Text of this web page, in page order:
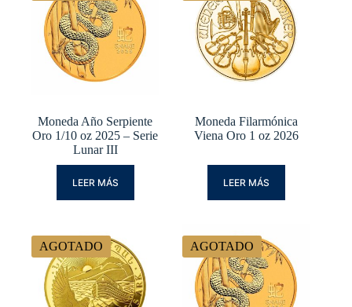
Moneda Año Serpiente
Oro 1/10 oz 2025 – Serie
Lunar III
LEER MÁS
Moneda Filarmónica
Viena Oro 1 oz 2026
LEER MÁS
AGOTADO AGOTADO